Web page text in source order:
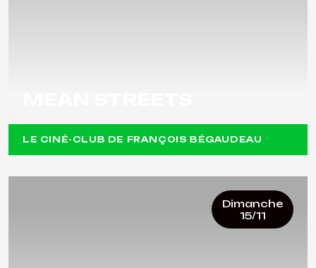
LE CINÉ-CLUB DE FRANÇOIS BÉGAUDEAU
Dimanche
15/11